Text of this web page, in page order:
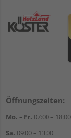
Öffnungszeiten:
Mo. – Fr. 07:00 – 18:00
Sa. 09:00 – 13:00